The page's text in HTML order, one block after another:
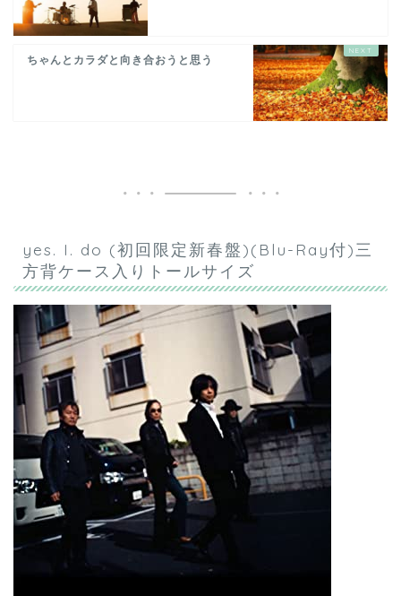
ちゃんとカラダと向き合おうと思う
yes. I. do (初回限定新春盤)(Blu-Ray付)三
方背ケース入りトールサイズ